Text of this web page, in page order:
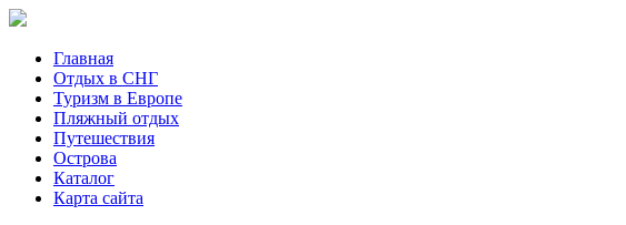
Главная
Отдых в СНГ
Туризм в Европе
Пляжный отдых
Путешествия
Острова
Каталог
Карта сайта